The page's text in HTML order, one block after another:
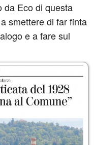
da Eco di questa
smettere di far finta
e a fare sul